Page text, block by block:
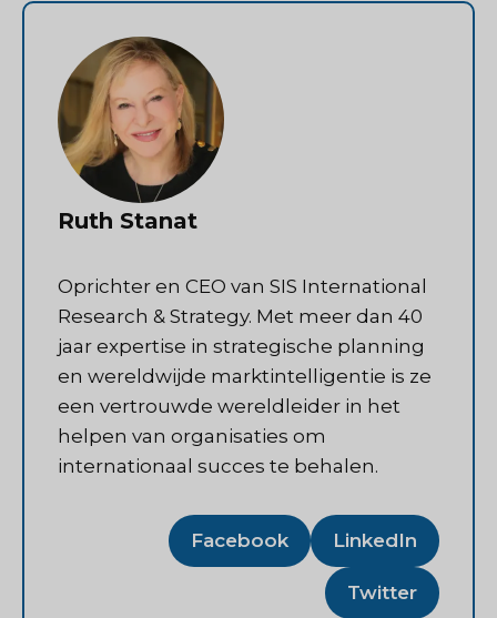
Ruth Stanat
Oprichter en CEO van SIS International
Research & Strategy. Met meer dan 40
jaar expertise in strategische planning
en wereldwijde marktintelligentie is ze
een vertrouwde wereldleider in het
helpen van organisaties om
internationaal succes te behalen.
Facebook LinkedIn
Twitter